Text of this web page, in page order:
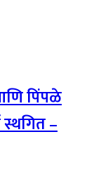
पिंपळे
–